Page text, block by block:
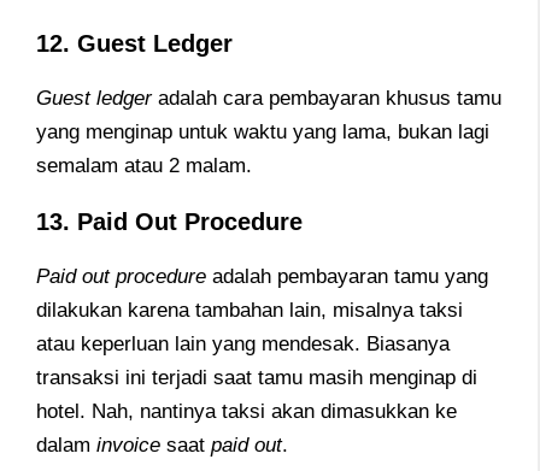
12. Guest Ledger
Guest ledgeradalah cara pembayaran khusus tamu
yang menginap untuk waktu yang lama, bukan lagi
semalam atau 2 malam.
13. Paid Out Procedure
Paid out procedure adalah pembayaran tamu yang
dilakukan karena tambahan lain, misalnya taksi
atau keperluan lain yang mendesak. Biasanya
transaksi ini terjadi saat tamu masih menginap di
hotel. Nah, nantinya taksi akan dimasukkan ke
dalam invoice saat paid out.